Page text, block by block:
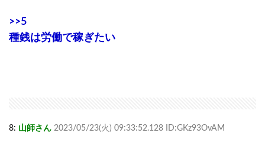
>>5
種銭は労働で稼ぎたい
8: 山師さん 2023/05/23(火) 09:33:52.128 ID:GKz93OvAM